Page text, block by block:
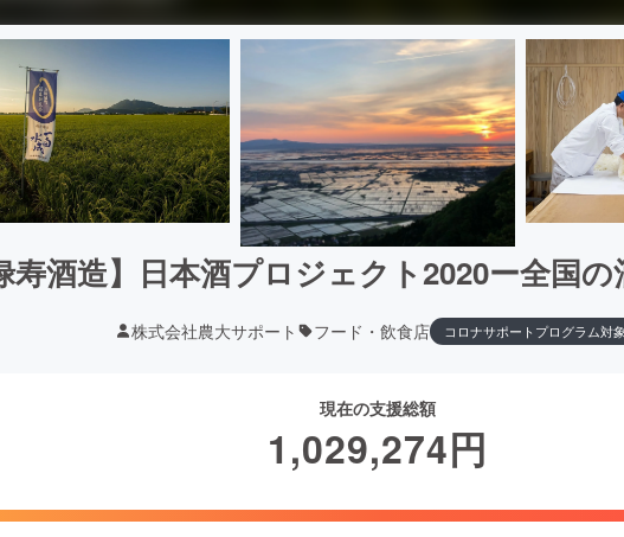
寿酒造】日本酒プロジェクト2020ー全国
株式会社農大サポート フード・飲食店 コロナサポートプログラム対象
現在の支援総額
1,029,274円